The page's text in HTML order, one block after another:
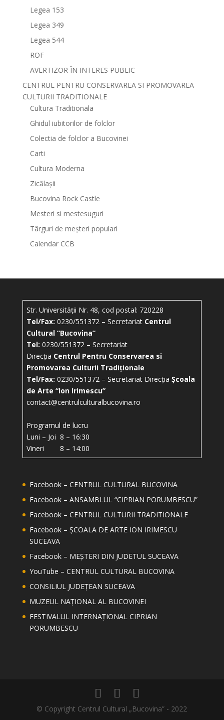
Legea 153
Legea 349
Legea 544
ROF
AVERTIZOR ÎN INTERES PUBLIC
CENTRUL PENTRU CONSERVAREA SI PROMOVAREA
CULTURII TRADITIONALE
Cultura Traditionala
Ghidul iubitorilor de folclor
Colectia de folclor a Bucovinei
Carti
Cultura Moderna
Zicălașii
Bucovina Rock Castle
Mesteri si mestesuguri
Târguri de meșteri populari
Calendar CCB
Str. Universității Nr. 48, cod postal: 720228
Tel/Fax: 0230/551372 – Secretariat Centrul
Cultural ”Bucovina”
Tel: 0230/551372 – Secretariat
Direcția Centrul Pentru Conservarea si
Promovarea Culturii Tradiționale
Tel/Fax: 0230/551372 – Secretariat Direcția Școala
de Arte “Ion Irimescu”
contact@centrulculturalbucovina.ro
Programul de lucru
Luni – Joi 8 – 16:30
Vineri 8 – 14:00
Facebook – CENTRUL CULTURAL BUCOVINA
Facebook – ANSAMBLUL “CIPRIAN PORUMBESCU”
Facebook – CENTRUL CULTURII TRADITIONALE
Facebook – ȘCOALA DE ARTE ION IRIMESCU
SUCEAVA
Facebook – MEȘTERI DIN JUDETUL SUCEAVA
YouTube – CENTRUL CULTURAL BUCOVINA
CONSILIUL JUDEȚEAN SUCEAVA
MUZEUL NAȚIONAL AL BUCOVINEI
FESTIVALUL INTERNAȚIONAL CIPRIAN
PORUMBESCU
© Copyright Centrul Cultural „Bucovina” - 2022